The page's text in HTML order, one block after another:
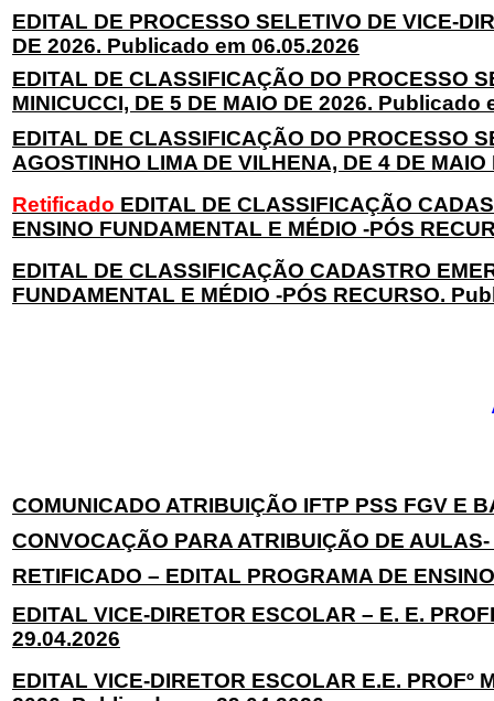
EDITAL DE PROCESSO SELETIVO DE VICE-
DE 2026. Publicado em 06.05.2026
EDITAL DE CLASSIFICAÇÃO DO PROCESSO
MINICUCCI, DE 5 DE MAIO DE 2026. Publicado
EDITAL DE CLASSIFICAÇÃO DO PROCESSO
AGOSTINHO LIMA DE VILHENA, DE 4 DE
Retificado EDITAL DE CLASSIFICAÇÃO
ENSINO FUNDAMENTAL E MÉDIO -PÓS
EDITAL DE CLASSIFICAÇÃO CADASTRO
FUNDAMENTAL E MÉDIO -PÓS RECURSO.
COMUNICADO ATRIBUIÇÃO IFTP PSS FGV E
CONVOCAÇÃO PARA ATRIBUIÇÃO DE
RETIFICADO – EDITAL PROGRAMA DE
EDITAL VICE-DIRETOR ESCOLAR – E. E.
29.04.2026
EDITAL VICE-DIRETOR ESCOLAR E.E. PROFº